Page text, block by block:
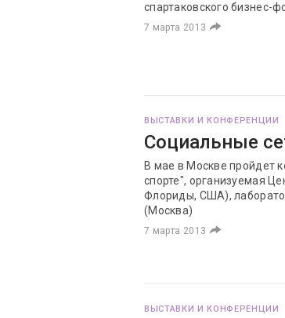
спартаковского бизнес-
7 марта 2013
ВЫСТАВКИ И КОНФЕРЕНЦИИ
Социальные
В мае в Москве пройдет
спорте", организуемая
Флориды, США),
(Москва)
7 марта 2013
ВЫСТАВКИ И КОНФЕРЕНЦИИ